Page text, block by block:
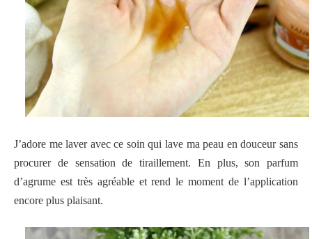
J’adore me laver avec ce soin qui lave ma peau en douceur sans
procurer de sensation de tiraillement. En plus, son parfum
d’agrume est très agréable et rend le moment de l’application
encore plus plaisant.